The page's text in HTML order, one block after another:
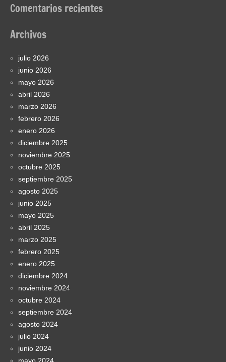
Comentarios recientes
Archivos
julio 2026
junio 2026
mayo 2026
abril 2026
marzo 2026
febrero 2026
enero 2026
diciembre 2025
noviembre 2025
octubre 2025
septiembre 2025
agosto 2025
junio 2025
mayo 2025
abril 2025
marzo 2025
febrero 2025
enero 2025
diciembre 2024
noviembre 2024
octubre 2024
septiembre 2024
agosto 2024
julio 2024
junio 2024